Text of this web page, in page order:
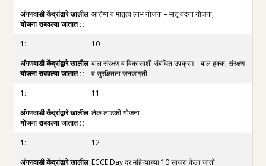
आरोग्य व मातृत्व लाभ योजना – मातृ वंदना योजना,
10
बाल संरक्षण व विकासाशी संबंधित उपक्रम – बाल हक्क, संरक्षण
व सुरक्षितता जनजागृती.
11
लेक लाडकी योजना
12
ECCE Day दर महिन्याच्या 10 साजरा केला जातो